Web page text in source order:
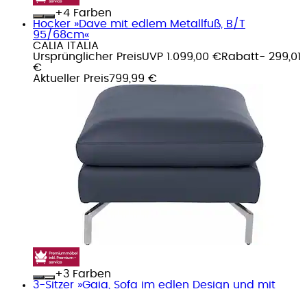
+
Farben
Hocker »Dave mit edlem Metallfuß, B/T
95/68cm«
CALIA ITALIA
Ursprünglicher PreisUVP 1.099,00 €Rabatt- 299,01
€
Aktueller Preis799,99 €
+
Farben
3-Sitzer »Gaia, Sofa im edlen Design und mit